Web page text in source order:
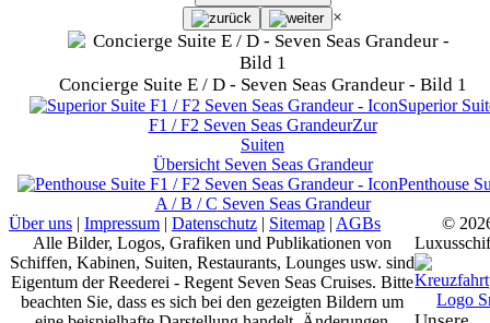
×
Concierge Suite E / D - Seven Seas Grandeur - Bild 1
Superior
F1 / F2 Seven Seas GrandeurZur
Suiten
ÜbersichtSeven Seas Grandeur
Penthouse
A / B / C Seven Seas Grandeur
Über uns | Impressum | Datenschutz | Sitemap | AGBs
Alle Bilder, Logos, Grafiken und Publikationen von
Schiffen, Kabinen, Suiten, Restaurants, Lounges usw. sind
Eigentum der Reederei - Regent Seven Seas Cruises. Bitte
beachten Sie, dass es sich bei den gezeigten Bildern um
©